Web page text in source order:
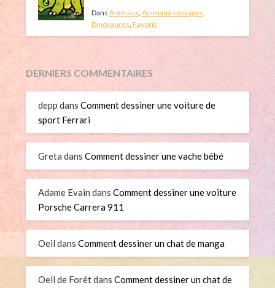
Dans Animaux, Animaux sauvages,
Dinosaures, Favoris
DERNIERS COMMENTAIRES
depp dansComment dessiner une voiture de
sport Ferrari
Greta dansComment dessiner une vache bébé
Adame Evain dansComment dessiner une voiture
Porsche Carrera 911
Oeil dansComment dessiner un chat de manga
Oeil de ForêtdansComment dessiner un chat de